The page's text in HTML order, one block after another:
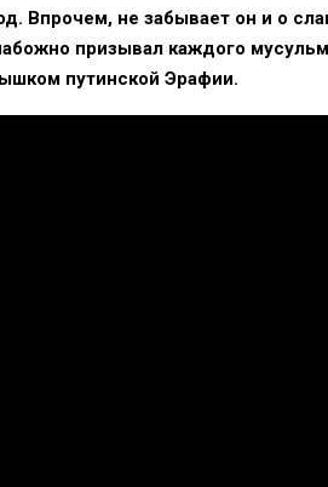
Впрочем, не забывает он и о
призывал каждого
путинской Эрафии.